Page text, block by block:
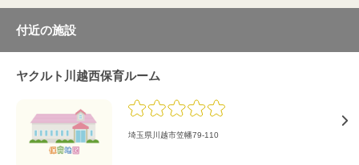
付近の施設
ヤクルト川越西保育ルーム
埼玉県川越市笠幡79-110